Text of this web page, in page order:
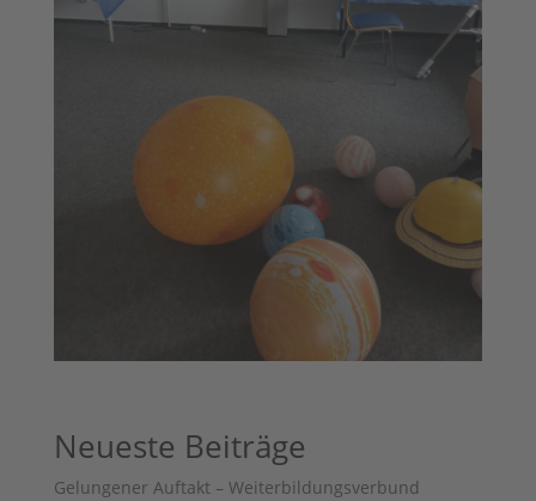
Neueste Beiträge
Gelungener Auftakt – Weiterbildungsverbund